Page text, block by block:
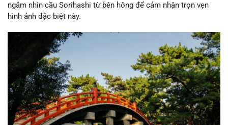
ngắm nhìn cầu Sorihashi từ bên hông để cảm nhận trọn vẹn
hình ảnh đặc biệt này.